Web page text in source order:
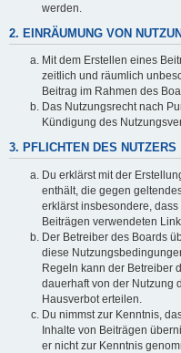
werden.
2. EINRÄUMUNG VON
Mit dem Erstellen eines
zeitlich und räumlich
Beitrag im Rahmen des
Das Nutzungsrecht nach
Kündigung des
3. PFLICHTEN DES NUTZERS
Du erklärst mit der
enthält, die gegen
erklärst insbesondere,
Beiträgen verwendeten
Der Betreiber des Boards
diese
Regeln kann der Betreiber
dauerhaft von der Nutzung
Hausverbot erteilen.
Du nimmst zur Kenntnis,
Inhalte von Beiträgen
er nicht zur Kenntnis